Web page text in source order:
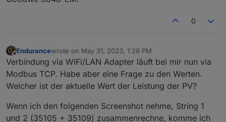
0
Offline
Endurancewrote on May 31, 2023, 1:29 PM
last edited by
Verbindung via WiFi/LAN Adapter läuft bei mir nun via
Modbus TCP. Habe aber eine Frage zu den Werten.
Welcher ist der aktuelle Wert der Leistung der PV?
Wenn ich den folgenden Screenshot nehme, String 1
und 2 (35105 + 35109) zusammenrechne, komme ich